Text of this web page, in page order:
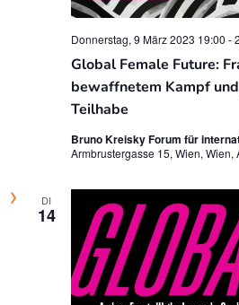
Global Female Future:
bewaffnetem Kampf
Teilhabe
Donnerstag, 9 März 2023 19:00 -
Bruno Kreisky Forum für
Armbrustergasse 15, Wien, Wien,
DI
14